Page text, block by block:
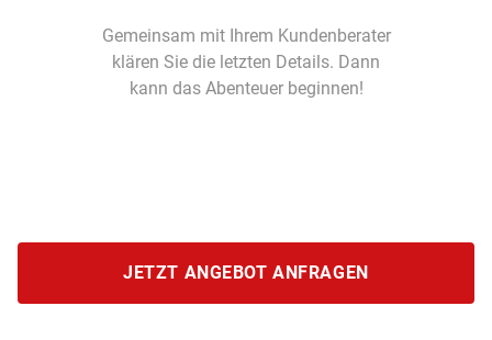
JETZT ANGEBOT ANFRAGEN
Gemeinsam mit Ihrem Kundenberater
klären Sie die letzten Details. Dann
kann das Abenteuer beginnen!